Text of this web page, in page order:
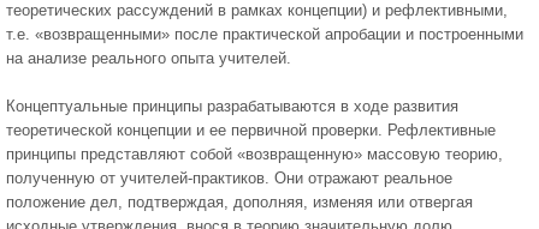
теоретических рассуждений в рамках концепции) и рефлективными,
т.е. «возвращенными» после практической апробации и построенными
на анализе реального опыта учителей.
Концептуальные принципы разрабатываются в ходе развития
теоретической концепции и ее первичной проверки. Рефлективные
принципы представляют собой «возвращенную» массовую теорию,
полученную от учителей-практиков. Они отражают реальное
положение дел, подтверждая, дополняя, изменяя или отвергая